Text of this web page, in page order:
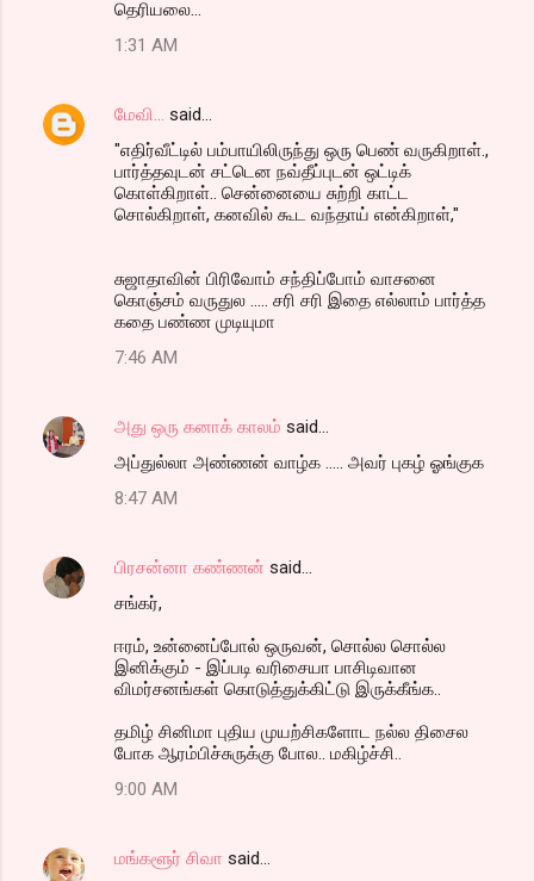
தெரியலை...
1:31 AM
மேவி...
said…
"எதிர்வீட்டில் பம்பாயிலிருந்து ஒரு பெண் வருகிறாள்.,
பார்த்தவுடன் சட்டென நவ்தீப்புடன் ஒட்டிக்
கொள்கிறாள்.. சென்னையை சுற்றி காட்ட
சொல்கிறாள், கனவில் கூட வந்தாய் என்கிறாள்,"
சுஜாதாவின் பிரிவோம் சந்திப்போம் வாசனை
கொஞ்சம் வருதுல ..... சரி சரி இதை எல்லாம் பார்த்த
கதை பண்ண முடியுமா
7:46 AM
அது ஒரு கனாக் காலம் said…
அப்துல்லா அண்ணன் வாழ்க ..... அவர் புகழ் ஓங்குக
8:47 AM
பிரசன்னா கண்ணன் said…
சங்கர்,
ஈரம், உன்னைப்போல் ஒருவன், சொல்ல சொல்ல
இனிக்கும் - இப்படி வரிசையா பாசிடிவான
விமர்சனங்கள் கொடுத்துக்கிட்டு இருக்கீங்க..
தமிழ் சினிமா புதிய முயற்சிகளோட நல்ல திசைல
போக ஆரம்பிச்சுருக்கு போல.. மகிழ்ச்சி..
9:00 AM
மங்களூர் சிவா said…